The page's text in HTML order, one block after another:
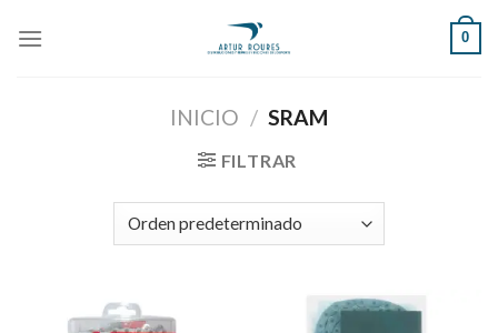
0
INICIO / SRAM
FILTRAR